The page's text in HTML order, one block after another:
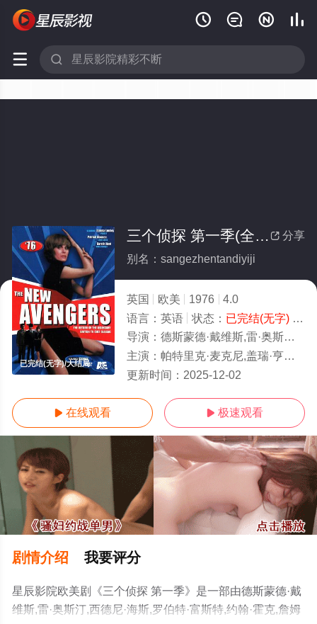
   
 
已完结(无字)/大结局
 分享
三个侦探 第一季(全集)
别名：sangezhentandiyiji
英国 欧美 1976
4.0
语言： 英语 状态： 已完结(无字)- 免费在线观看
导演： 德斯蒙德·戴维斯,雷·奥斯汀,西德尼·海斯,罗伯特·富斯特,约翰·霍克,詹姆斯·希尔,格雷姆·克利福德
主演： 帕特里克·麦克尼,盖瑞·亨特,乔安娜·林莉
更新时间： 2025-12-02
 在线观看  极速观看
剧情介绍 我要评分
星辰影院欧美剧《三个侦探 第一季》是一部由德斯蒙德·戴
维斯,雷·奥斯汀,西德尼·海斯,罗伯特·富斯特,约翰·霍克,詹姆